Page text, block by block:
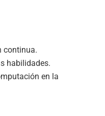
continua.
habilidades.
en la